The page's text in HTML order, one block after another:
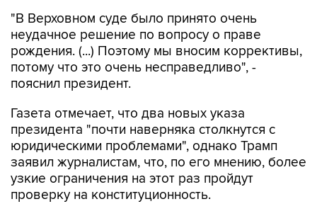
"В Верховном суде было принято очень
неудачное решение по вопросу о праве
рождения. (...) Поэтому мы вносим коррективы,
потому что это очень несправедливо", -
пояснил президент.
Газета отмечает, что два новых указа
президента "почти наверняка столкнутся с
юридическими проблемами", однако Трамп
заявил журналистам, что, по его мнению, более
узкие ограничения на этот раз пройдут
проверку на конституционность.